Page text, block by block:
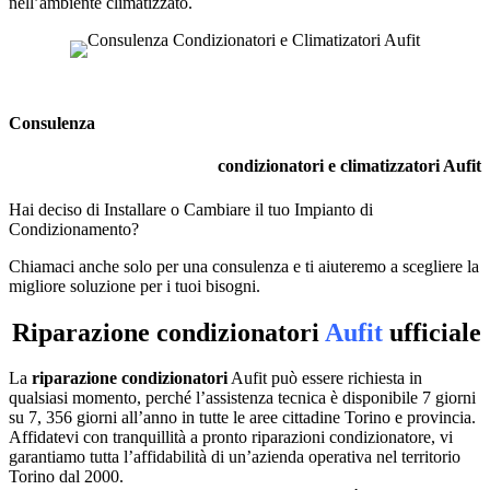
Consulenza
condizionatori e climatizzatori Aufit
Hai deciso di Installare o Cambiare il tuo Impianto di
Condizionamento?
Chiamaci anche solo per una consulenza e ti aiuteremo a scegliere la
migliore soluzione per i tuoi bisogni.
Riparazione condizionatori Aufit ufficiale
La riparazione condizionatoriAufit può essere richiesta in
qualsiasi momento, perché l’assistenza tecnica è disponibile 7 giorni
su 7, 356 giorni all’anno in tutte le aree cittadine Torino e provincia.
Affidatevi con tranquillità a pronto riparazioni condizionatore, vi
garantiamo tutta l’affidabilità di un’azienda operativa nel territorio
Torino dal 2000.